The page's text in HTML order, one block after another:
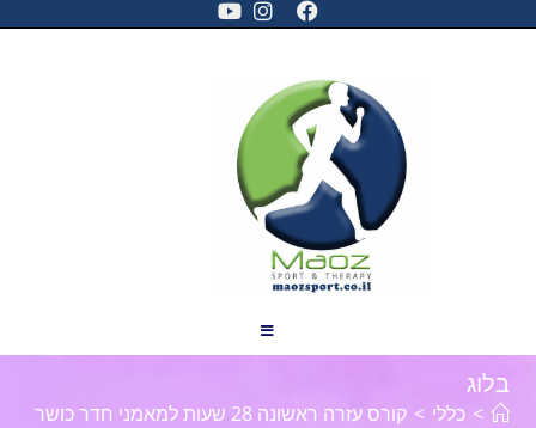
בלוג
> כללי > קורס עזרה ראשונה 28 שעות למאמני חדר כושר